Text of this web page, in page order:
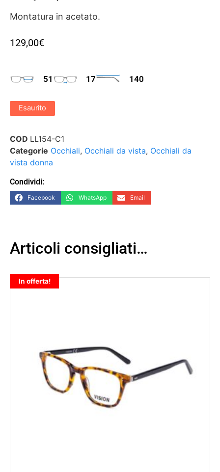
Montatura in acetato.
129,00€
51 17 140
Esaurito
COD LL154-C1
Categorie Occhiali, Occhiali da vista, Occhiali da
vista donna
Condividi:
Facebook WhatsApp Email
Articoli consigliati…
In offerta!